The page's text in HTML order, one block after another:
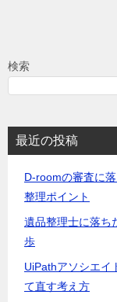
検索
最近の投稿
D-roomの審査に
整理ポイント
遺品整理士に落ち
歩
UiPathアソシエイ
て直す考え方